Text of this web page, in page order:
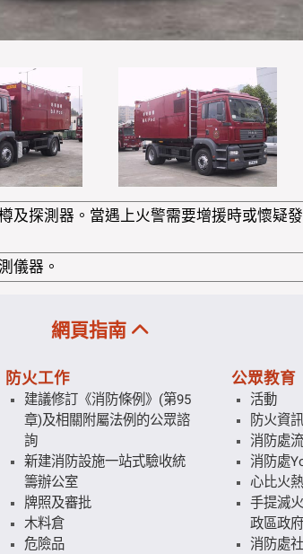
及探測器。當遇上火警需要增援時或懷疑
儀器。
網頁指南
防火工作
建議修訂《消防條例》(第95
章)及相關附屬法例的公眾諮
詢
新建消防設施一站式驗收統
籌辦公室
牌照及審批
木料倉
危險品
公眾教育
活動
防火資
消防處
消防處
心比火熱
手提滅
政區政
消防處